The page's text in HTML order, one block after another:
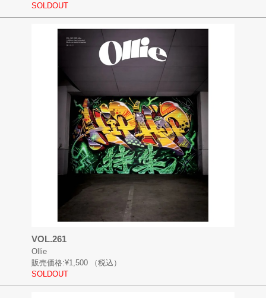
SOLDOUT
VOL.261
Ollie
販売価格:¥1,500
（税込）
SOLDOUT